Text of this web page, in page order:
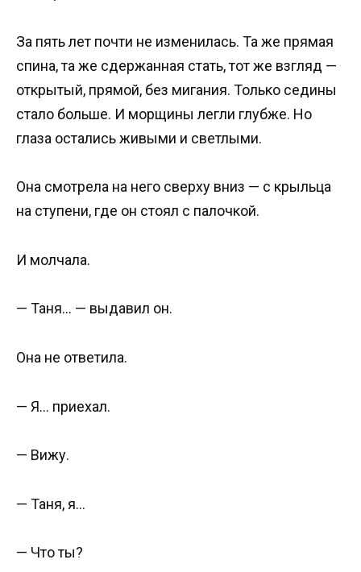
За пять лет почти не изменилась. Та же прямая
спина, та же сдержанная стать, тот же взгляд —
открытый, прямой, без мигания. Только седины
стало больше. И морщины легли глубже. Но
глаза остались живыми и светлыми.
Она смотрела на него сверху вниз — с крыльца
на ступени, где он стоял с палочкой.
И молчала.
— Таня… — выдавил он.
Она не ответила.
— Я… приехал.
— Вижу.
— Таня, я…
— Что ты?